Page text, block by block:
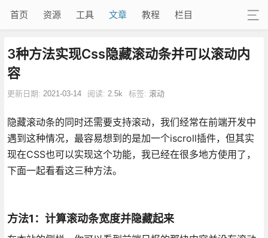
首页 资源 工具 文章 教程 栏目
3种方法实现Css隐藏滚动条并可以滚动内
容
更新日期: 2021-03-14 阅读: 2.5k 标签: 滚动
隐藏滚动条的同时还需要支持滚动，我们经常在前端开发中
遇到这种情况，最容易想到的是加一个iscroll插件，但其实
现在CSS也可以实现这个功能，我已经在很多地方使用了，
下面一起看看这三种方法。
方法1：计算滚动条宽度并隐藏起来